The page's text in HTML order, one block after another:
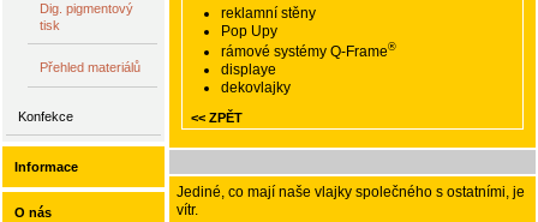
reklamní stěny
Pop Upy
rámové systémy Q-Frame®
displaye
dekovlajky
<< ZPĚT
Jediné, co mají naše vlajky společného s ostatními, je
vítr.
Dig. pigmentový
tisk
Přehled materiálů
Konfekce
Informace
O nás